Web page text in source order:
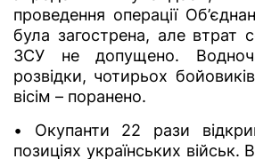
проведення операції
була загострена, але втрат
ЗСУ не допущено.
розвідки, чотирьох
вісім – поранено.
• Окупанти 22 рази
позиціях українських військ.